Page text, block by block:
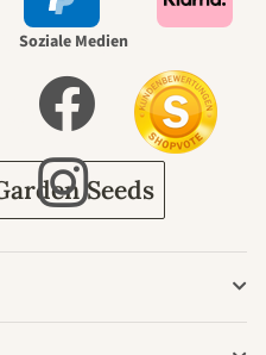
den
Seeds
Soziale Medien